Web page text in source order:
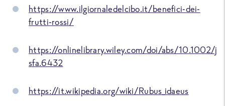
https://www.ilgiornaledelcibo.it/benefici-dei-
frutti-rossi/
https://onlinelibrary.wiley.com/doi/abs/10.1002/j
sfa.6432
https://it.wikipedia.org/wiki/Rubus_idaeus